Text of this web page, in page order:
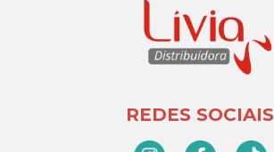
REDES SOCIAIS